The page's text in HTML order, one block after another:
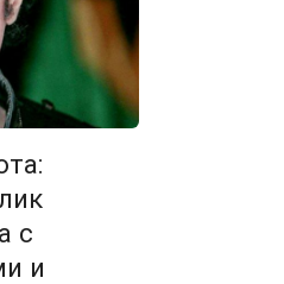
с
и